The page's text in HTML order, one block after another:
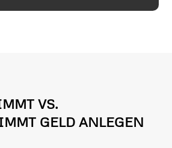
VS.
GELD ANLEGEN